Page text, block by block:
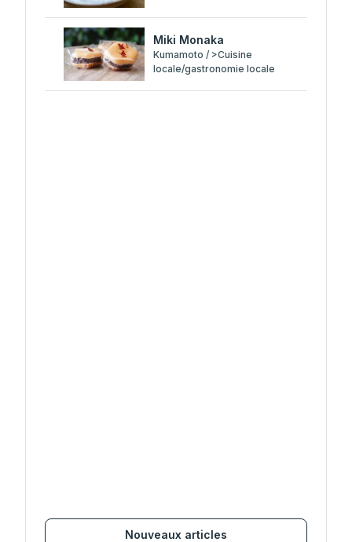
Miki Monaka
Kumamoto / >Cuisine
locale/gastronomie locale
Nouveaux articles